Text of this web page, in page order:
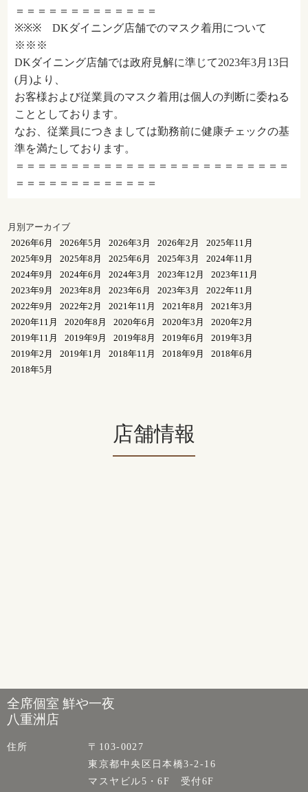
＝＝＝＝＝＝＝＝＝＝＝＝＝
※※※ DKダイニング店舗でのマスク着用について
※※※
DKダイニング店舗では政府見解に準じて2023年3月13日
(月)より、
お客様および従業員のマスク着用は個人の判断に委ねる
こととしております。
なお、従業員につきましては勤務前に健康チェックの基
準を満たしております。
＝＝＝＝＝＝＝＝＝＝＝＝＝＝＝＝＝＝＝＝＝＝＝＝＝
＝＝＝＝＝＝＝＝＝＝＝＝＝
月別アーカイブ
2026年6月
2026年5月 2026年3月 2026年2月
2025年11月
2025年9月
2025年8月 2025年6月 2025年3月
2024年11月
2024年9月
2024年6月 2024年3月 2023年12月
2023年11月
2023年9月
2023年8月 2023年6月 2023年3月
2022年11月
2022年9月
2022年2月 2021年11月 2021年8月
2021年3月
2020年11月
2020年8月 2020年6月 2020年3月
2020年2月
2019年11月
2019年9月 2019年8月 2019年6月
2019年3月
2019年2月
2019年1月 2018年11月 2018年9月
2018年6月
2018年5月
店舗情報
全席個室 鮮や一夜
八重洲店
住所
〒103-0027
東京都中央区日本橋3-2-16
マスヤビル5・6F 受付6F